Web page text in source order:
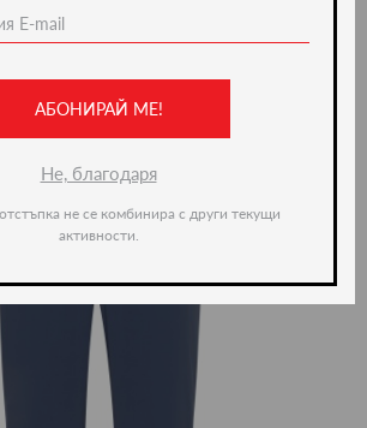
препоръчваме
АБОНИРАЙ МЕ!
Не, благодаря
не се комбинира с други текущи
активности.